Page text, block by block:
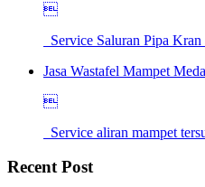

Service Saluran Pipa
Jasa Wastafel Mampet

Service aliran mampet
Recent Post